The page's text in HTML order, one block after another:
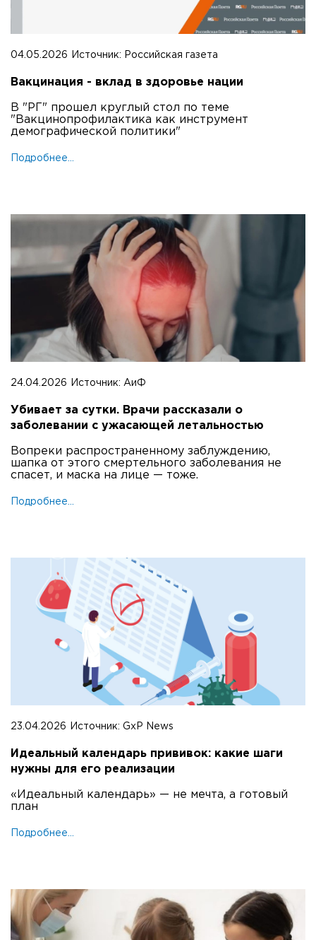
04.05.2026 Источник: Российская газета
Вакцинация - вклад в здоровье нации
В "РГ" прошел круглый стол по теме
"Вакцинопрофилактика как инструмент
демографической политики"
Подробнее...
24.04.2026 Источник: АиФ
Убивает за сутки. Врачи рассказали о
заболевании с ужасающей летальностью
Вопреки распространенному заблуждению,
шапка от этого смертельного заболевания не
спасет, и маска на лице — тоже.
Подробнее...
23.04.2026 Источник: GxP News
Идеальный календарь прививок: какие шаги
нужны для его реализации
«Идеальный календарь» — не мечта, а готовый
план
Подробнее...